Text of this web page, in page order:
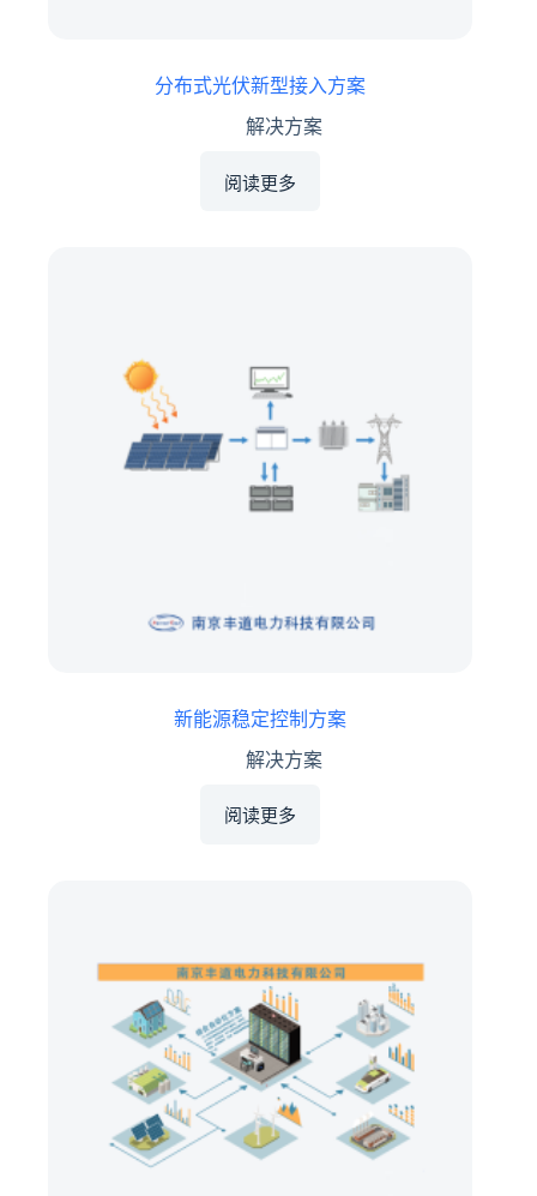
分布式光伏新型接入方案
解决方案
阅读更多
新能源稳定控制方案
解决方案
阅读更多